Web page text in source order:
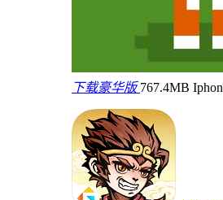
下载豪华版 767.4MB